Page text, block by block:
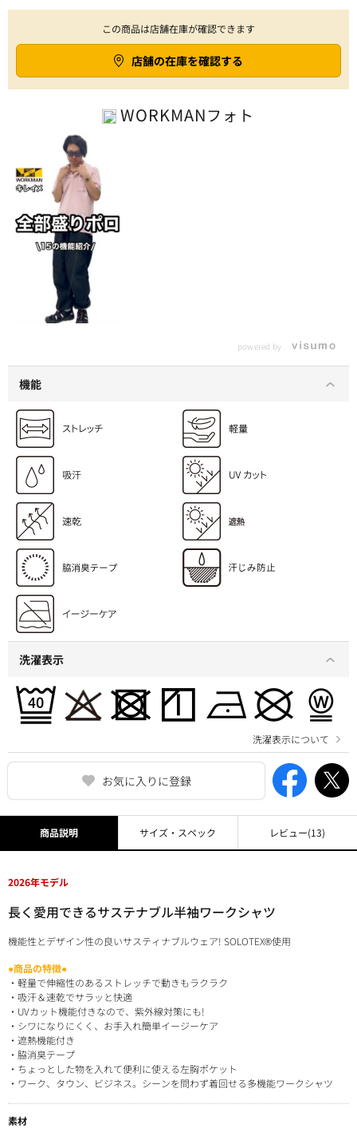
お気に入りに登録
この商品は店舗在庫が確認できます
店舗の在庫を確認する
WORKMANフォト
powered by
機能
洗濯表示
洗濯表示について
商品説明
2026年モデル
長く愛用できるサステナブル半袖ワークシャツ
機能性とデザイン性の良いサスティナブルウェア! SOLOTEX®使用
●商品の特徴●
・軽量で伸縮性のあるストレッチで動きもラクラク
・吸汗＆速乾でサラッと快適
・UVカット機能付きなので、紫外線対策にも!
・シワになりにくく、お手入れ簡単イージーケア
・遮熱機能付き
・脇消臭テープ
・ちょっとした物を入れて便利に使える左胸ポケット
・ワーク、タウン、ビジネス。シーンを問わず着回せる多機能ワークシャツ
素材
サイズ・スペック レビュー(13)